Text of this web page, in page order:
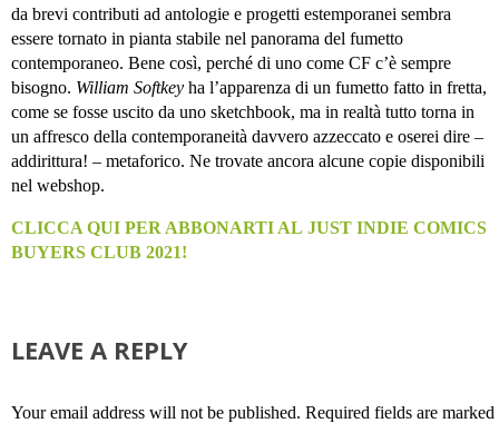
da brevi contributi ad antologie e progetti estemporanei sembra
essere tornato in pianta stabile nel panorama del fumetto
contemporaneo. Bene così, perché di uno come CF c’è sempre
bisogno. William Softkey ha l’apparenza di un fumetto fatto in fretta,
come se fosse uscito da uno sketchbook, ma in realtà tutto torna in
un affresco della contemporaneità davvero azzeccato e oserei dire –
addirittura! – metaforico. Ne trovate ancora alcune copie disponibili
nel webshop.
CLICCA QUI PER ABBONARTI AL JUST INDIE COMICS
BUYERS CLUB 2021!
LEAVE A REPLY
Your email address will not be published. Required fields are marked